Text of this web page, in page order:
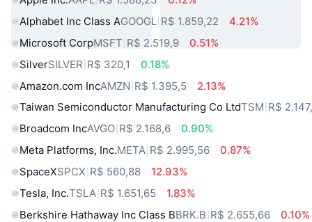
Alphabet Inc Class AGOOGL R$ 1.859,22
4.21%
Microsoft CorpMSFT R$ 2.519,9
0.51%
SilverSILVER R$ 320,1
0.18%
Amazon.com IncAMZN R$ 1.395,5
2.13%
Taiwan Semiconductor Manufacturing Co LtdTSM R$
Broadcom IncAVGO R$ 2.168,6
0.90%
Meta Platforms, Inc.META R$ 2.995,56
0.87%
SpaceXSPCX R$ 560,88
12.93%
Tesla, Inc.TSLA R$ 1.651,65
1.83%
Berkshire Hathaway Inc Class BBRK.B R$ 2.655,66
0.10%